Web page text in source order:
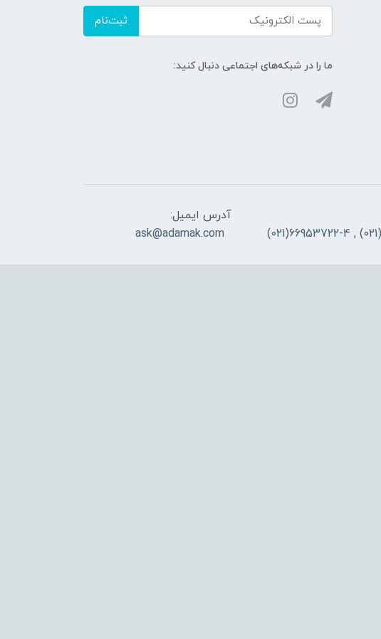
ثبت‌نام
ما را در شبکه‌های اجتماعی دنبال کنید:
آدرس ایمیل:
ask@adamak.com